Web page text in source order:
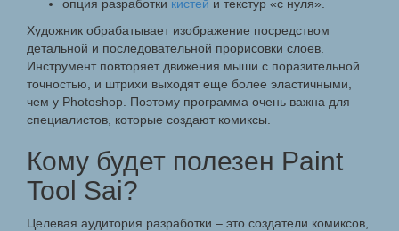
опция разработки кистей и текстур «с нуля».
Художник обрабатывает изображение посредством
детальной и последовательной прорисовки слоев.
Инструмент повторяет движения мыши с поразительной
точностью, и штрихи выходят еще более эластичными,
чем у Photoshop. Поэтому программа очень важна для
специалистов, которые создают комиксы.
Кому будет полезен Paint
Tool Sai?
Целевая аудитория разработки – это создатели комиксов,